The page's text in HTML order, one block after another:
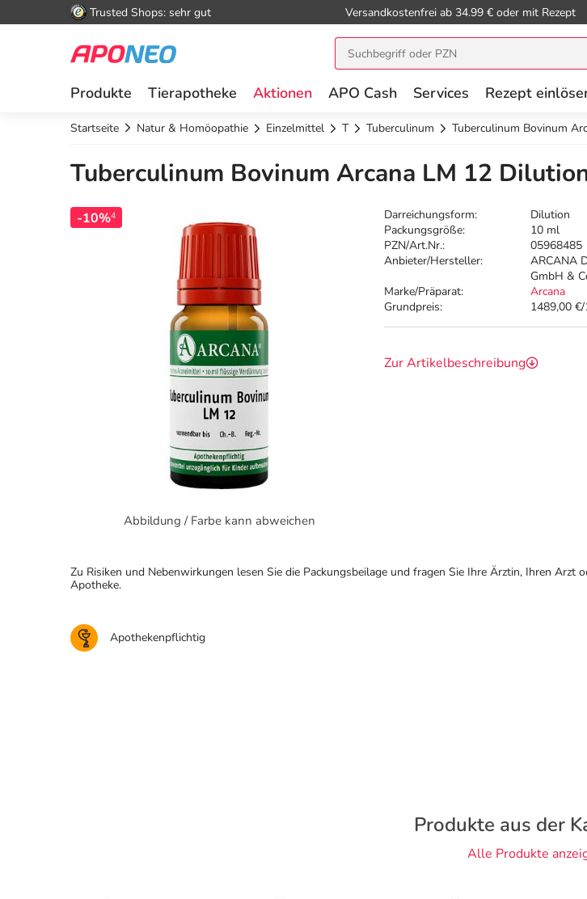
Trusted Shops: sehr gut Versandkostenfrei ab 34.99 € oder mit Rezept
Produkte Tierapotheke Aktionen APO Cash Services Rezept
Startseite Natur & Homöopathie Einzelmittel T Tuberculinum Tuberculinum Bovinum
Tuberculinum Bovinum Arcana LM 12
-10%4
Abbildung / Farbe kann abweichen
Darreichungsform:
Dilution
Packungsgröße:
10 ml
PZN/Art.Nr.:
05968485
Anbieter/Hersteller:
ARCANA
GmbH &
Marke/Präparat:
Arcana
Grundpreis:
1489,00
Zur Artikelbeschreibung
Zu Risiken und Nebenwirkungen lesen Sie die Packungsbeilage und fragen Sie Ihre Ärztin, Ihren Arzt
Apotheke.
Apothekenpflichtig
Produkte aus der
Alle Produkte